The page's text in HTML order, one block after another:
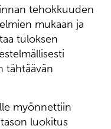
tehokkuuden
mukaan ja
tuloksen
tähtäävän
myönnettiin
luokitus